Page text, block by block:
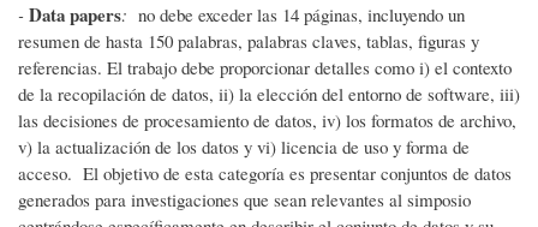
- Data papers: no debe exceder las 14 páginas, incluyendo un
resumen de hasta 150 palabras, palabras claves, tablas, figuras y
referencias. El trabajo debe proporcionar detalles como i) el contexto
de la recopilación de datos, ii) la elección del entorno de software, iii)
las decisiones de procesamiento de datos, iv) los formatos de archivo,
v) la actualización de los datos y vi) licencia de uso y forma de
acceso. El objetivo de esta categoría es presentar conjuntos de datos
generados para investigaciones que sean relevantes al simposio